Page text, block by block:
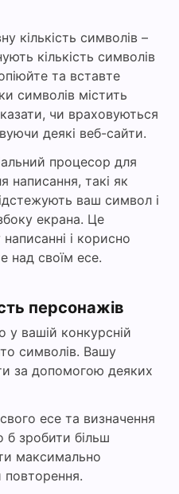
кількість символів –
кількість символів
та вставте
символів містить
чи враховуються
деякі веб-сайти.
процесор для
написання, такі як
ваш символ і
екрана. Це
і корисно
над своїм есе.
персонажів
вашій конкурсній
символів. Вашу
за допомогою деяких
есе та визначення
б зробити більш
максимально
повторення.